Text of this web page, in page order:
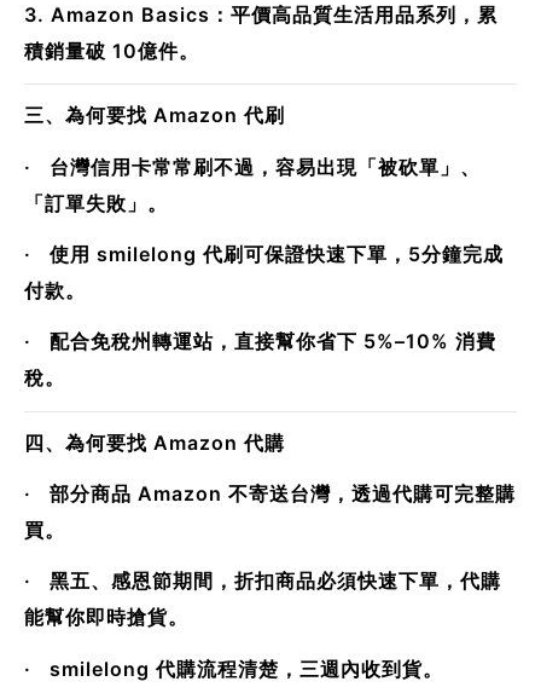
3. Amazon Basics：平價高品質生活用品系列，累
積銷量破 10億件。
三、為何要找 Amazon 代刷
· 台灣信用卡常常刷不過，容易出現「被砍單」、
「訂單失敗」。
· 使用 smilelong 代刷可保證快速下單，5分鐘完成
付款。
· 配合免稅州轉運站，直接幫你省下 5%–10% 消費
稅。
四、為何要找 Amazon 代購
· 部分商品 Amazon 不寄送台灣，透過代購可完整購
買。
· 黑五、感恩節期間，折扣商品必須快速下單，代購
能幫你即時搶貨。
· smilelong 代購流程清楚，三週內收到貨。